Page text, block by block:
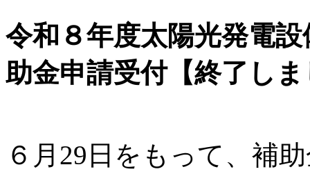
令和８年度太陽光発電
助金申請受付【終了し
６月29日をもって、補